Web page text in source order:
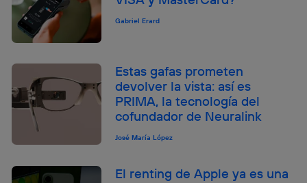
Gabriel Erard
Estas gafas prometen
devolver la vista: así es
PRIMA, la tecnología del
cofundador de Neuralink
José María López
El renting de Apple ya es una